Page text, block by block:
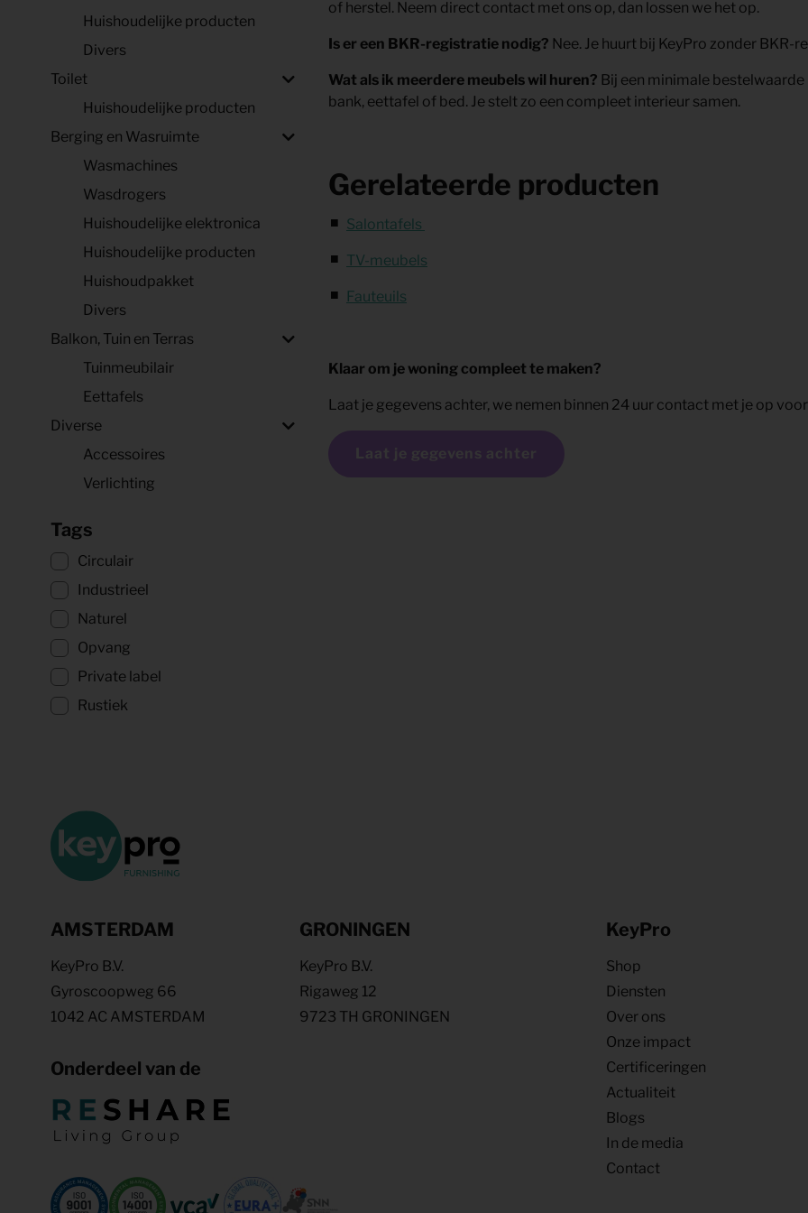
Huishoudelijke producten
Divers
Toilet
Huishoudelijke producten
Berging en Wasruimte
Wasmachines
Wasdrogers
Huishoudelijke elektronica
Huishoudelijke producten
Huishoudpakket
Divers
Balkon, Tuin en Terras
Tuinmeubilair
Eettafels
Diverse
Accessoires
Verlichting
Tags
Circulair
Industrieel
Naturel
Opvang
Private label
Rustiek
of herstel. Neem direct contact met ons op, dan lossen we het op.
Is er een BKR-registratie nodig? Nee. Je huurt bij KeyPro zonder
Wat als ik meerdere meubels wil huren? Bij een minimale
bank, eettafel of bed. Je stelt zo een compleet interieur samen.
Gerelateerde producten
Salontafels
TV-meubels
Fauteuils
Klaar om je woning compleet te maken?
Laat je gegevens achter, we nemen binnen 24 uur contact met je op
Laat je gegevens achter
AMSTERDAM
KeyPro B.V.
Gyroscoopweg 66
1042 AC AMSTERDAM
GRONINGEN
KeyPro B.V.
Rigaweg 12
9723 TH GRONINGEN
KeyPro
Shop
Diensten
Over ons
Onze impact
Certificeringen
Actualiteit
Blogs
In de media
Contact
Onderdeel van de